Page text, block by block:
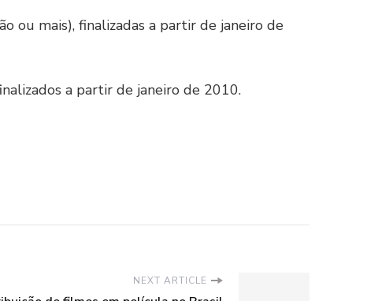
ou mais), finalizadas a partir de janeiro de
a partir de janeiro de 2010.
NEXT ARTICLE